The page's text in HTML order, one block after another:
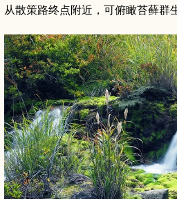
从散策路终点附近，可俯瞰苔藓群